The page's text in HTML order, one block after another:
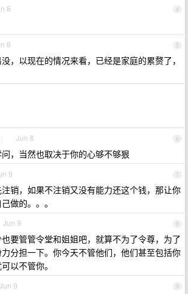
4
8
5
8
，以现在的情况来看，已经是家庭的累赘了，
6
Jun 8
，当然也取决于你的心够不够狠
7
9
销，如果不注销又没有能力还这个钱，那让你
做的。。。
8
Jun 9
要管管令堂和姐姐吧，就算不为了令尊，为了
分担一下。你今天不管他们，他们甚至包括你
以不管你。
9
Jun 9